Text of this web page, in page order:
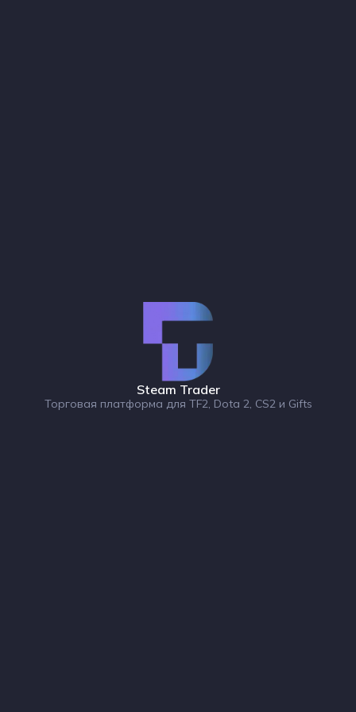
Steam Trader
Торговая платформа для TF2, Dota 2, CS2 и Gifts